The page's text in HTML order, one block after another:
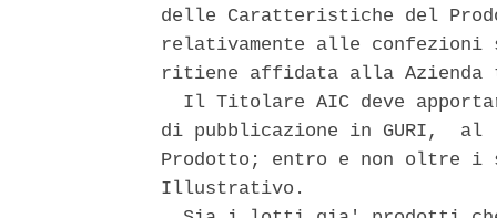
delle Caratteristiche del
relativamente alle
ritiene affidata alla
Il Titolare AIC deve
di pubblicazione in GURI,
Prodotto; entro e non oltre i
Illustrativo.